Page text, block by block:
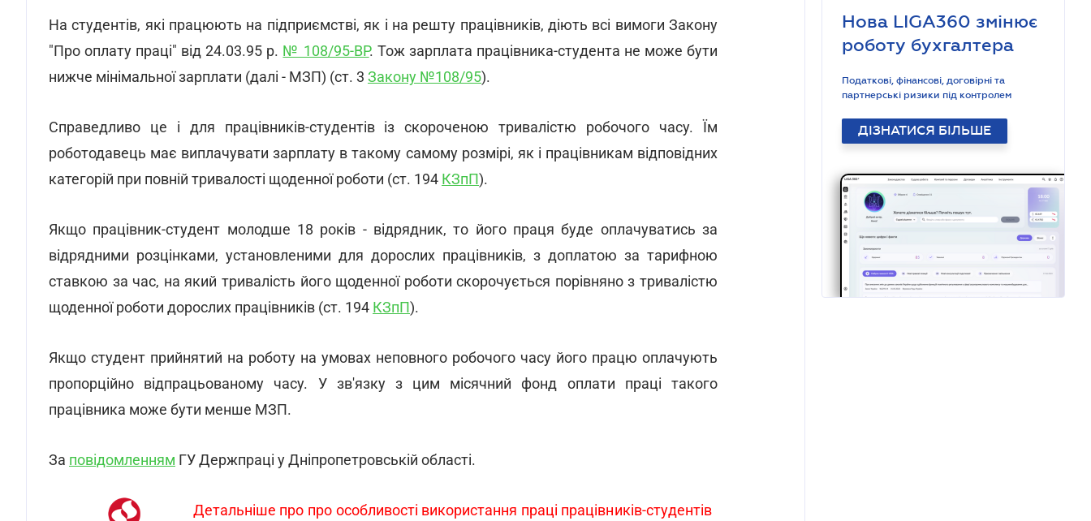
На студентів, які працюють на підприємстві, як і на решту працівників, діють всі вимоги Закону
"Про оплату праці" від 24.03.95 р. № 108/95-ВР. Тож зарплата працівника-студента не може бути
нижче мінімальної зарплати (далі - МЗП) (ст. 3 Закону №108/95).
Справедливо це і для працівників-студентів із скороченою тривалістю робочого часу. Їм
роботодавець має виплачувати зарплату в такому самому розмірі, як і працівникам відповідних
категорій при повній тривалості щоденної роботи (ст. 194 КЗпП).
Якщо працівник-студент молодше 18 років - відрядник, то його праця буде оплачуватись за
відрядними розцінками, установленими для дорослих працівників, з доплатою за тарифною
ставкою за час, на який тривалість його щоденної роботи скорочується порівняно з тривалістю
щоденної роботи дорослих працівників (ст. 194 КЗпП).
Якщо студент прийнятий на роботу на умовах неповного робочого часу його працю оплачують
пропорційно відпрацьованому часу. У зв'язку з цим місячний фонд оплати праці такого
працівника може бути менше МЗП.
За повідомленням ГУ Держпраці у Дніпропетровській області.
Детальніше про про особливості використання праці працівників-студентів
Нова LIGA360 змінює
роботу бухгалтера
Податкові, фінансові, договірні та
партнерські ризики під контролем
ДІЗНАТИСЯ БІЛЬШЕ